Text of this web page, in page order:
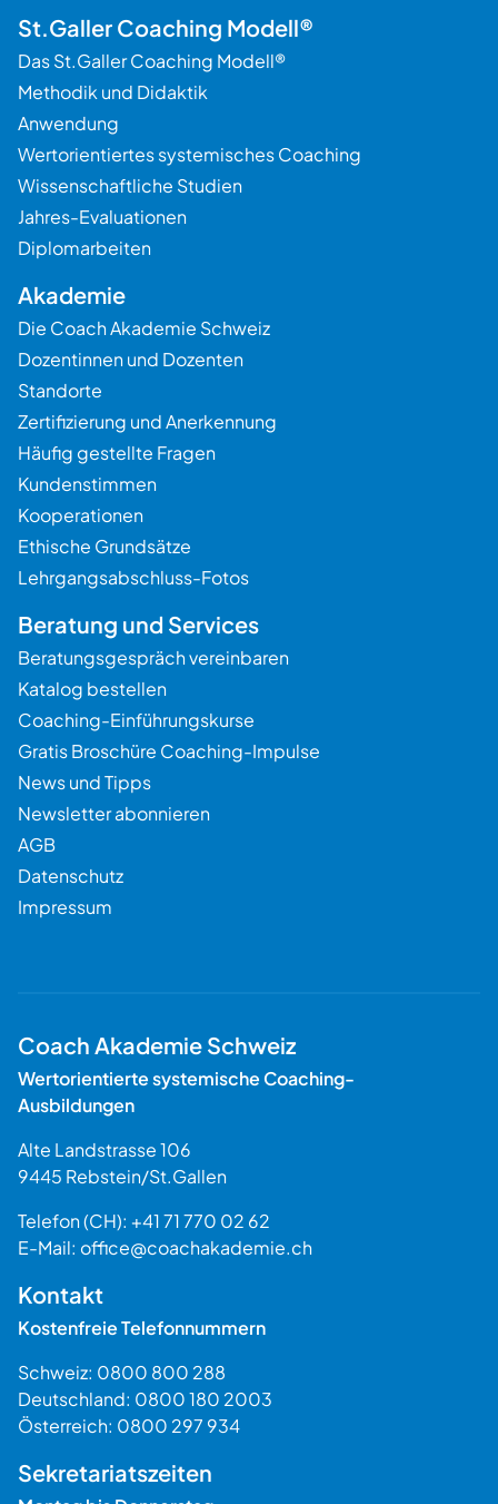
St.Galler Coaching Modell®
Das St.Galler Coaching Modell®
Methodik und Didaktik
Anwendung
Wertorientiertes systemisches Coaching
Wissenschaftliche Studien
Jahres-Evaluationen
Diplomarbeiten
Akademie
Die Coach Akademie Schweiz
Dozentinnen und Dozenten
Standorte
Zertifizierung und Anerkennung
Häufig gestellte Fragen
Kundenstimmen
Kooperationen
Ethische Grundsätze
Lehrgangsabschluss-Fotos
Beratung und Services
Beratungsgespräch vereinbaren
Katalog bestellen
Coaching-Einführungskurse
Gratis Broschüre Coaching-Impulse
News und Tipps
Newsletter abonnieren
AGB
Datenschutz
Impressum
Coach Akademie Schweiz
Wertorientierte systemische Coaching-
Ausbildungen
Alte Landstrasse 106
9445 Rebstein/St.Gallen
Telefon (CH): +41 71 770 02 62
E-Mail: office@coachakademie.ch
Kontakt
Kostenfreie Telefonnummern
Schweiz: 0800 800 288
Deutschland: 0800 180 2003
Österreich: 0800 297 934
Sekretariatszeiten